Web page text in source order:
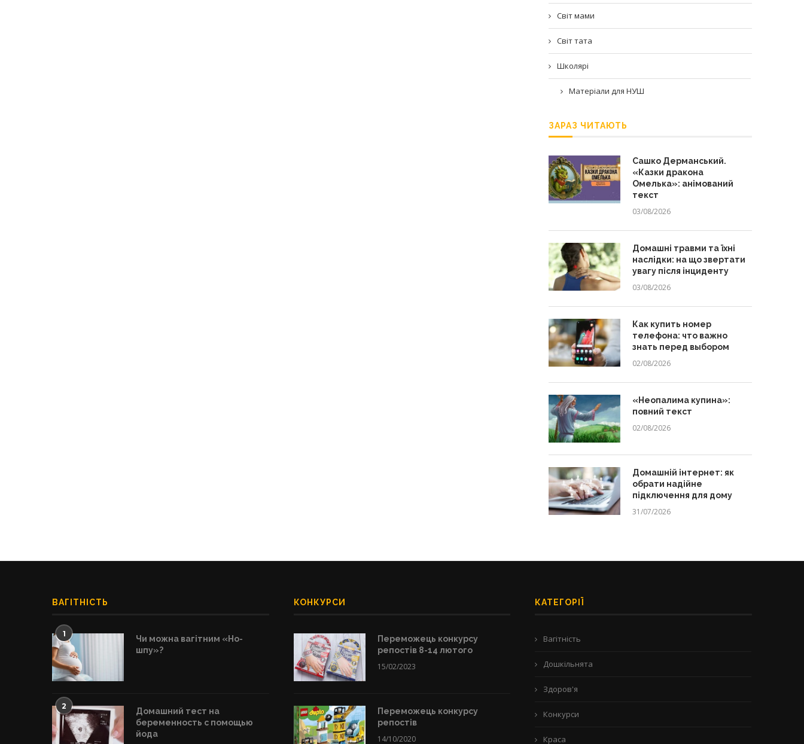
Світ мами
Світ тата
Школярі
Матеріали для НУШ
ЗАРАЗ ЧИТАЮТЬ
Сашко Дерманський.
«Казки дракона
Омелька»: анімований
текст
03/08/2026
Домашні травми та їхні
наслідки: на що звертати
увагу після інциденту
03/08/2026
Как купить номер
телефона: что важно
знать перед выбором
02/08/2026
«Неопалима купина»:
повний текст
02/08/2026
Домашній інтернет: як
обрати надійне
підключення для дому
31/07/2026
ВАГІТНІСТЬ
1
Чи можна вагітним «Но-
шпу»?
2
Домашний тест на
беременность с помощью
йода
КОНКУРСИ
Переможець конкурсу
репостів 8-14 лютого
15/02/2023
Переможець конкурсу
репостів
14/10/2020
КАТЕГОРІЇ
Вагітність
Дошкільнята
Здоров'я
Конкурси
Краса